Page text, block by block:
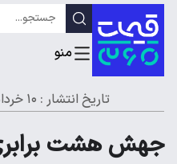
تاریخ انتشار : ۱۰ خرداد ۱۴۰۵ - ۲۲:۰۰
جهش هشت